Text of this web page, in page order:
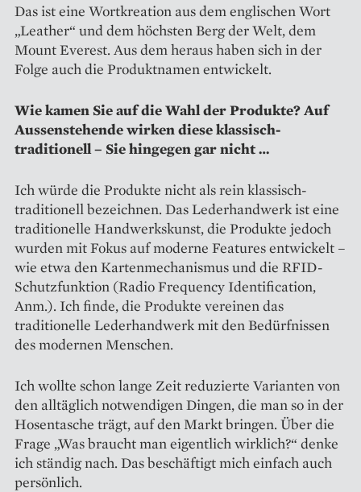
Das ist eine Wortkreation aus dem englischen Wort
„Leather“ und dem höchsten Berg der Welt, dem
Mount Everest. Aus dem heraus haben sich in der
Folge auch die Produktnamen entwickelt.
Wie kamen Sie auf die Wahl der Produkte? Auf
Aussenstehende ­wirken diese klassisch-
traditionell – Sie hingegen gar nicht …
Ich würde die Produkte nicht als rein klassisch-
traditionell bezeichnen. Das Lederhandwerk ist eine
traditionelle Handwerkskunst, die Produkte jedoch
wurden mit Fokus auf moderne Features ent­wickelt –
wie etwa den Karten­mechanismus und die RFID-
Schutzfunktion (Radio Frequency Identification,
Anm.). Ich finde, die Produkte vereinen das
traditionelle Lederhandwerk mit den Bedürfnissen
des modernen Menschen.
Ich wollte schon lange Zeit redu­zierte Varianten von
den all­täglich notwendigen Dingen, die man so in der
Hosentasche trägt, auf den Markt bringen. Über die
Frage „Was braucht man eigentlich wirklich?“ denke
ich ständig nach. Das beschäftigt mich einfach auch
per­sönlich.